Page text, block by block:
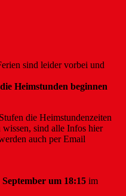
sind leider vorbei und
Heimstunden beginnen
die Heimstundenzeiten
wissen, sind alle Infos hier
auch per Email
um 18:15im